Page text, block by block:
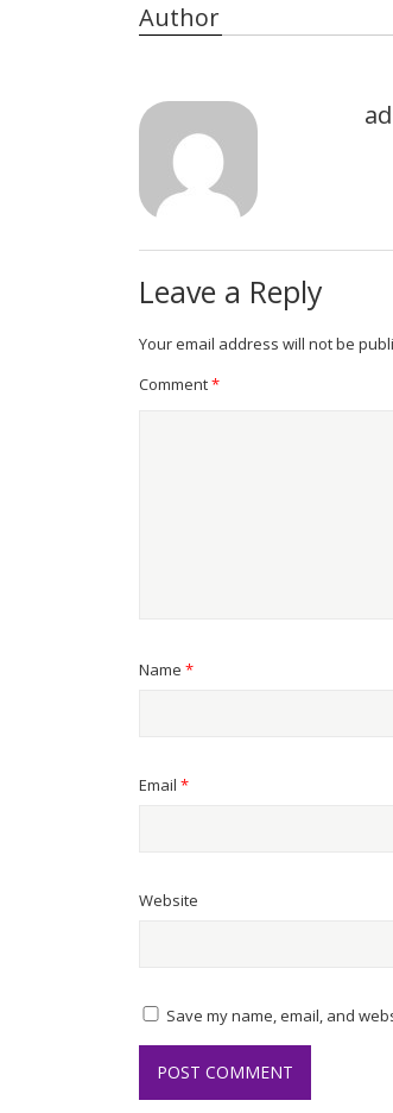
Author
Leave a Reply
Your email address will not be
Comment*
Name *
Email *
Website
Save my name, email, and